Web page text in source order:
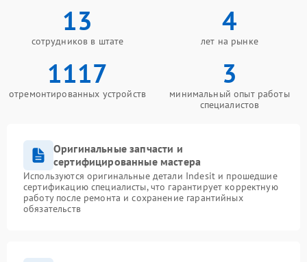
13
сотрудников в штате
4
лет на рынке
1117
отремонтированных устройств
3
минимальный опыт работы
специалистов
Оригинальные запчасти и
сертифицированные мастера
Используются оригинальные детали Indesit и прошедшие
сертификацию специалисты, что гарантирует корректную
работу после ремонта и сохранение гарантийных
обязательств